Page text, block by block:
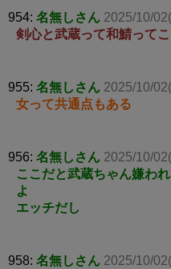
954: 名無しさん 2025/10/
剣心と武蔵って和鯖って
955: 名無しさん 2025/10/
女って共通点もある
956: 名無しさん 2025/10/
ここだと武蔵ちゃん嫌わ
よ
エッチだし
958: 名無しさん 2025/10/